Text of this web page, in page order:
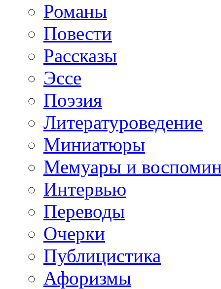
Романы
Повести
Рассказы
Эссе
Поэзия
Литературоведение
Миниатюры
Мемуары и
Интервью
Переводы
Очерки
Публицистика
Афоризмы